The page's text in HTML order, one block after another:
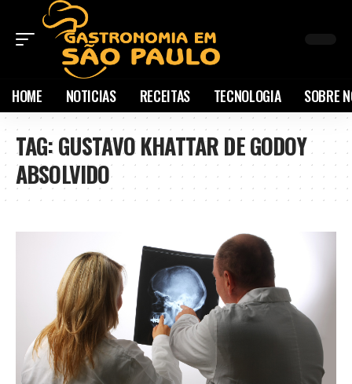
HOME NOTICIAS RECEITAS TECNOLOGIA SOBRE
TAG:GUSTAVO KHATTAR DE GODOY
ABSOLVIDO